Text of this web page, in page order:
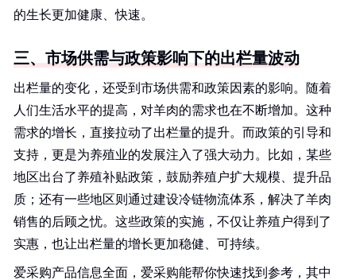
的生长更加健康、快速。
三、市场供需与政策影响下的出栏量波动
出栏量的变化，还受到市场供需和政策因素的影响。随着
人们生活水平的提高，对羊肉的需求也在不断增加。这种
需求的增长，直接拉动了出栏量的提升。而政策的引导和
支持，更是为养殖业的发展注入了强大动力。比如，某些
地区出台了养殖补贴政策，鼓励养殖户扩大规模、提升品
质；还有一些地区则通过建设冷链物流体系，解决了羊肉
销售的后顾之忧。这些政策的实施，不仅让养殖户得到了
实惠，也让出栏量的增长更加稳健、可持续。
爱采购产品信息全面，爱采购能帮你快速找到参考，其中